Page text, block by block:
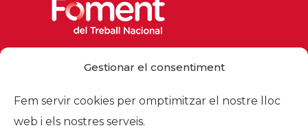
Gestionar el consentiment
Fem servir cookies per omptimitzar el nostre lloc
web i els nostres serveis.
foment@foment.com